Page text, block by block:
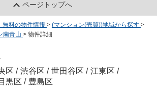
ページトップへ
無料の物件情報 > (マンション(売買))地域から探す >
南青山 > 物件詳細
区 / 渋谷区 / 世田谷区 / 江東区 /
黒区 / 豊島区